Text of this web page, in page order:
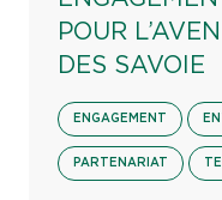
POUR
DES SAVOIE
ENGAGEMENT
PARTENARIAT